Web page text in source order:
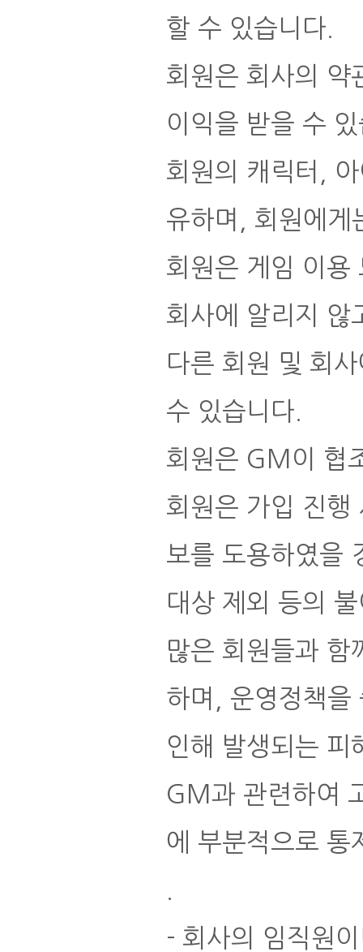
할 수 있습니다.
회원은 회사의 약
이익을 받을 수
회원의 캐릭터,
유하며, 회원에게
회원은 게임 이용
회사에 알리지 않
다른 회원 및 회
수 있습니다.
회원은 GM이 협
회원은 가입 진행
보를 도용하였을
대상 제외 등의
많은 회원들과 함
하며, 운영정책을
인해 발생되는 피
GM과 관련하여
에 부분적으로 통
- 회사의 임직원